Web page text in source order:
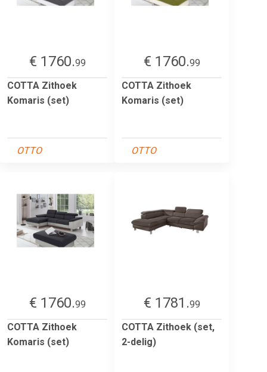
€ 1760.99
COTTA Zithoek
Komaris (set)
OTTO
€ 1760.99
COTTA Zithoek
Komaris (set)
OTTO
€ 1760.99
COTTA Zithoek
Komaris (set)
€ 1781.99
COTTA Zithoek (set,
2-delig)